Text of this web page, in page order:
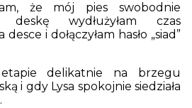
że mój pies swobodnie
wydłużyłam czas
i dołączyłam hasło „siad”
delikatnie na brzegu
i gdy Lysa spokojnie siedziała